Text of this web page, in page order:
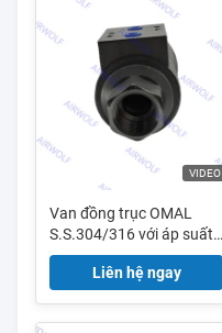
VIDEO
Van đồng trục OMAL
S.S.304/316 với áp suất
tối đa 10 bar và dải nhiệt
độ -10~+60℃ để điều
Liên hệ ngay